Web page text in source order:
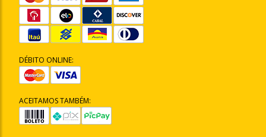
DÉBITO ONLINE:
ACEITAMOS TAMBÉM: